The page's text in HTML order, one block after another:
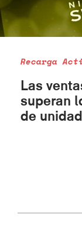
Recarga
Las
superan
de